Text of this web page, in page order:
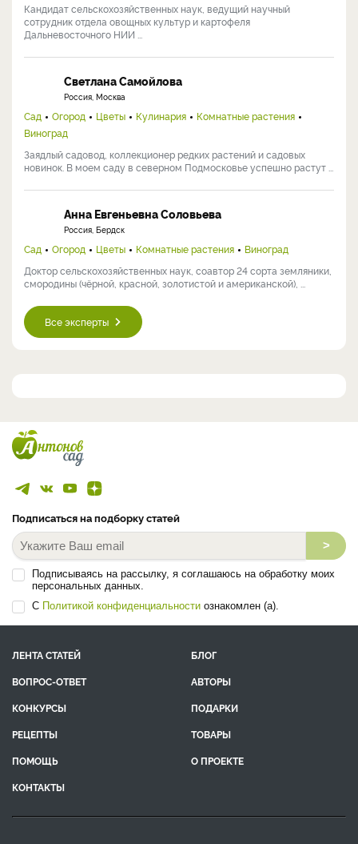
Кандидат сельскохозяйственных наук, ведущий научный
сотрудник отдела овощных культур и картофеля
Дальневосточного НИИ ...
Светлана Самойлова
Россия, Москва
Сад Огород Цветы Кулинария
Комнатные растения
Виноград
Заядлый садовод, коллекционер редких растений и садовых
новинок. В моем саду в северном Подмосковье успешно растут ...
Анна Евгеньевна Соловьева
Россия, Бердск
Сад Огород Цветы Комнатные растения
Виноград
Доктор сельскохозяйственных наук, соавтор 24 сорта земляники,
смородины (чёрной, красной, золотистой и американской), ...
Все эксперты
Подписаться на подборку статей
>
Подписываясь на рассылку, я соглашаюсь на обработку моих
персональных данных.
С Политикой конфиденциальности ознакомлен (а).
ЛЕНТА СТАТЕЙ
БЛОГ
ВОПРОС-ОТВЕТ
АВТОРЫ
КОНКУРСЫ
ПОДАРКИ
РЕЦЕПТЫ
ТОВАРЫ
ПОМОЩЬ
О ПРОЕКТЕ
КОНТАКТЫ